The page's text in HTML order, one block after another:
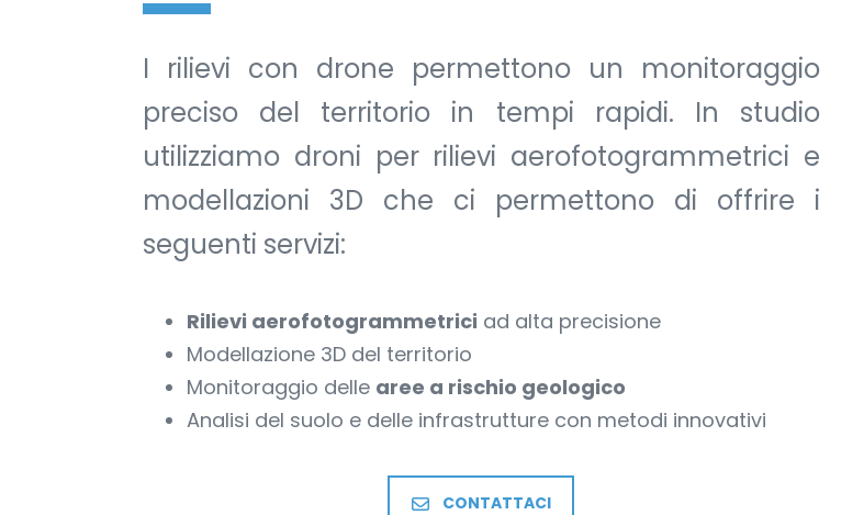
I rilievi con drone permettono un monitoraggio
preciso del territorio in tempi rapidi. In studio
utilizziamo droni per rilievi aerofotogrammetrici e
modellazioni 3D che ci permettono di offrire i
seguenti servizi:
Rilievi aerofotogrammetrici ad alta precisione
Modellazione 3D del territorio
Monitoraggio delle aree a rischio geologico
Analisi del suolo e delle infrastrutture con metodi innovativi
CONTATTACI